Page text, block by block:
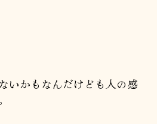
いかもなんだけども人の感